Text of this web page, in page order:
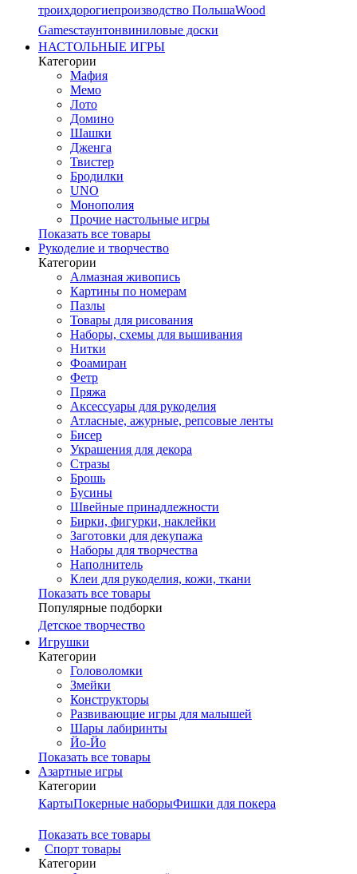
троихдорогиепроизводство ПольшаWood
Gamesстаунтонвиниловые доски
НАСТОЛЬНЫЕ ИГРЫ
Категории
Мафия
Мемо
Лото
Домино
Шашки
Дженга
Твистер
Бродилки
UNO
Монополия
Прочие настольные игры
Показать все товары
Рукоделие и творчество
Категории
Алмазная живопись
Картины по номерам
Пазлы
Товары для рисования
Наборы, схемы для вышивания
Нитки
Фоамиран
Фетр
Пряжа
Аксессуары для рукоделия
Атласные, ажурные, репсовые ленты
Бисер
Украшения для декора
Стразы
Брошь
Бусины
Швейные принадлежности
Бирки, фигурки, наклейки
Заготовки для декупажа
Наборы для творчества
Наполнитель
Клеи для рукоделия, кожи, ткани
Показать все товары
Популярные подборки
Детское творчество
Игрушки
Категории
Головоломки
Змейки
Конструкторы
Развивающие игры для малышей
Шары лабиринты
Йо-Йо
Показать все товары
Азартные игры
Категории
КартыПокерные наборыФишки для покера
Показать все товары
Cпорт товары
Категории